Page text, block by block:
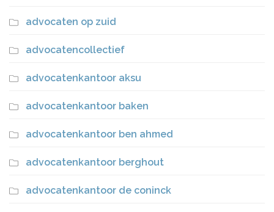
advocaten op zuid
advocatencollectief
advocatenkantoor aksu
advocatenkantoor baken
advocatenkantoor ben ahmed
advocatenkantoor berghout
advocatenkantoor de coninck